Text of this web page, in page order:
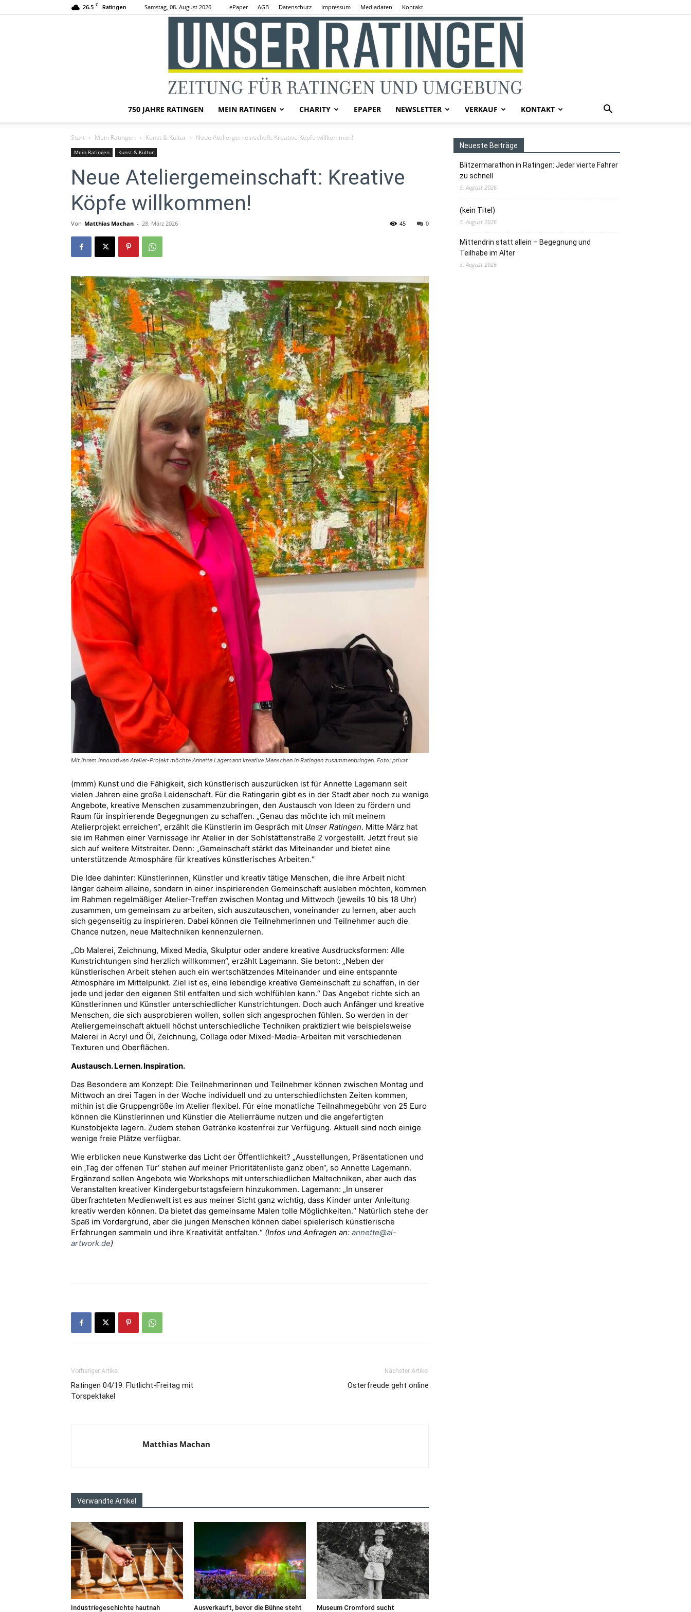
26.5 C Ratingen Samstag, 08. August 2026 ePaper AGB Datenschutz Impressum Mediadaten Kontakt
750 JAHRE RATINGEN MEIN RATINGEN CHARITY EPAPER NEWSLETTER VERKAUF KONTAKT
Start Mein Ratingen Kunst & Kultur Neue Ateliergemeinschaft: Kreative Köpfe willkommen!
Mein Ratingen Kunst & Kultur
Neue Ateliergemeinschaft: Kreative
Köpfe willkommen!
Von Matthias Machan - 28. März 2026 0
45
Mit ihrem innovativen Atelier-Projekt möchte Annette Lagemann kreative Menschen in Ratingen zusammenbringen. Foto: privat
(mmm) Kunst und die Fähigkeit, sich künstlerisch auszurücken ist für Annette Lagemann seit
vielen Jahren eine große Leidenschaft. Für die Ratingerin gibt es in der Stadt aber noch zu wenige
Angebote, kreative Menschen zusammenzubringen, den Austausch von Ideen zu fördern und
Raum für inspirierende Begegnungen zu schaffen. „Genau das möchte ich mit meinem
Atelierprojekt erreichen“, erzählt die Künstlerin im Gespräch mit Unser Ratingen. Mitte März hat
sie im Rahmen einer Vernissage ihr Atelier in der Sohlstättenstraße 2 vorgestellt. Jetzt freut sie
sich auf weitere Mitstreiter. Denn: „Gemeinschaft stärkt das Miteinander und bietet eine
unterstützende Atmosphäre für kreatives künstlerisches Arbeiten.“
Die Idee dahinter: Künstlerinnen, Künstler und kreativ tätige Menschen, die ihre Arbeit nicht
länger daheim alleine, sondern in einer inspirierenden Gemeinschaft ausleben möchten, kommen
im Rahmen regelmäßiger Atelier-Treffen zwischen Montag und Mittwoch (jeweils 10 bis 18 Uhr)
zusammen, um gemeinsam zu arbeiten, sich auszutauschen, voneinander zu lernen, aber auch
sich gegenseitig zu inspirieren. Dabei können die Teilnehmerinnen und Teilnehmer auch die
Chance nutzen, neue Maltechniken kennenzulernen.
„Ob Malerei, Zeichnung, Mixed Media, Skulptur oder andere kreative Ausdrucksformen: Alle
Kunstrichtungen sind herzlich willkommen“, erzählt Lagemann. Sie betont: „Neben der
künstlerischen Arbeit stehen auch ein wertschätzendes Miteinander und eine entspannte
Atmosphäre im Mittelpunkt. Ziel ist es, eine lebendige kreative Gemeinschaft zu schaffen, in der
jede und jeder den eigenen Stil entfalten und sich wohlfühlen kann.“ Das Angebot richte sich an
Künstlerinnen und Künstler unterschiedlicher Kunstrichtungen. Doch auch Anfänger und kreative
Menschen, die sich ausprobieren wollen, sollen sich angesprochen fühlen. So werden in der
Ateliergemeinschaft aktuell höchst unterschiedliche Techniken praktiziert wie beispielsweise
Malerei in Acryl und Öl, Zeichnung, Collage oder Mixed-Media-Arbeiten mit verschiedenen
Texturen und Oberflächen.
Austausch. Lernen. Inspiration.
Das Besondere am Konzept: Die Teilnehmerinnen und Teilnehmer können zwischen Montag und
Mittwoch an drei Tagen in der Woche individuell und zu unterschiedlichsten Zeiten kommen,
mithin ist die Gruppengröße im Atelier flexibel. Für eine monatliche Teilnahmegebühr von 25 Euro
können die Künstlerinnen und Künstler die Atelierräume nutzen und die angefertigten
Kunstobjekte lagern. Zudem stehen Getränke kostenfrei zur Verfügung. Aktuell sind noch einige
wenige freie Plätze verfügbar.
Wie erblicken neue Kunstwerke das Licht der Öffentlichkeit? „Ausstellungen, Präsentationen und
ein ‚Tag der offenen Tür‘ stehen auf meiner Prioritätenliste ganz oben“, so Annette Lagemann.
Ergänzend sollen Angebote wie Workshops mit unterschiedlichen Maltechniken, aber auch das
Veranstalten kreativer Kindergeburtstagsfeiern hinzukommen. Lagemann: „In unserer
überfrachteten Medienwelt ist es aus meiner Sicht ganz wichtig, dass Kinder unter Anleitung
kreativ werden können. Da bietet das gemeinsame Malen tolle Möglichkeiten.“ Natürlich stehe der
Spaß im Vordergrund, aber die jungen Menschen können dabei spielerisch künstlerische
Erfahrungen sammeln und ihre Kreativität entfalten.“ (Infos und Anfragen an: annette@al-
artwork.de)
Vorheriger Artikel
Ratingen 04/19: Flutlicht-Freitag mit
Torspektakel
Nächster Artikel
Osterfreude geht online
Matthias Machan
Verwandte Artikel
Industriegeschichte hautnah Ausverkauft, bevor die Bühne steht Museum Cromford sucht
Neueste Beiträge
Blitzermarathon in Ratingen: Jeder vierte Fahrer
zu schnell
5. August 2026
(kein Titel)
5. August 2026
Mittendrin statt allein – Begegnung und
Teilhabe im Alter
5. August 2026